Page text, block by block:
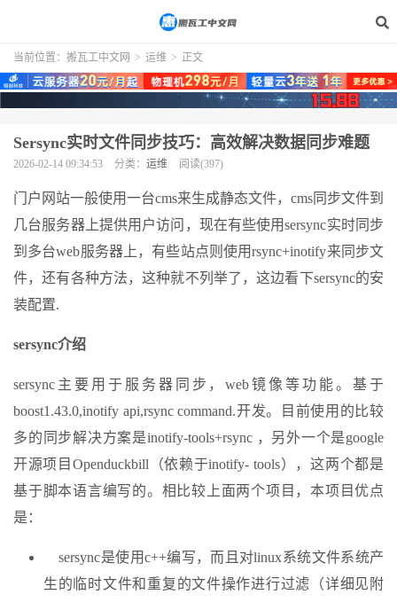
当前位置： 搬瓦工中文网 > 运维 > 正文
Sersync实时文件同步技巧：高效解决数据同步难题
2026-02-14 09:34:53 分类： 运维 阅读(397)
门户网站一般使用一台cms来生成静态文件，cms同步文件到
几台服务器上提供用户访问，现在有些使用sersync实时同步
到多台web服务器上，有些站点则使用rsync+inotify来同步文
件，还有各种方法，这种就不列举了，这边看下sersync的安
装配置.
sersync介绍
sersync主要用于服务器同步，web镜像等功能。基于
boost1.43.0,inotify api,rsync command.开发。目前使用的比较
多的同步解决方案是inotify-tools+rsync ，另外一个是google
开源项目Openduckbill（依赖于inotify- tools），这两个都是
基于脚本语言编写的。相比较上面两个项目，本项目优点
是：
sersync是使用c++编写，而且对linux系统文件系统产
生的临时文件和重复的文件操作进行过滤（详细见附